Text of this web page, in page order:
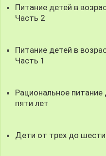
Питание детей в
Часть 2
Питание детей в
Часть 1
Рациональное
пяти лет
Дети от трех до